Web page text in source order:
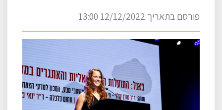
פורסם בתאריך 12/12/2022 13:00